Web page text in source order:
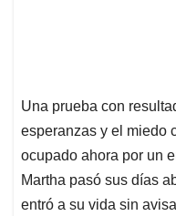
Una prueba con
esperanzas y el miedo
ocupado ahora por un
Martha pasó sus días
entró a su vida sin